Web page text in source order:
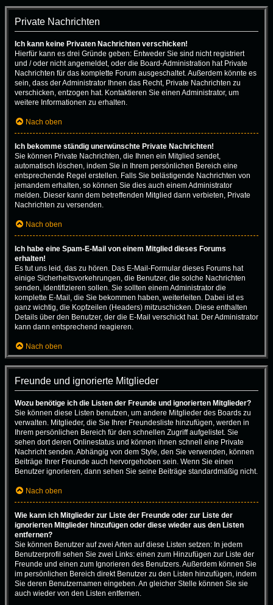
Private Nachrichten
Ich kann keine Privaten Nachrichten verschicken!
Hierfür kann es drei Gründe geben: Entweder Sie sind nicht registriert
und / oder nicht angemeldet, oder die Board-Administration hat Private
Nachrichten für das komplette Forum ausgeschaltet. Außerdem könnte es
sein, dass der Administrator Ihnen das Recht, Private Nachrichten zu
verschicken, entzogen hat. Kontaktieren Sie einen Administrator, um
weitere Informationen zu erhalten.
Nach oben
Ich bekomme ständig unerwünschte Private Nachrichten!
Sie können Private Nachrichten, die Ihnen ein Mitglied sendet,
automatisch löschen, indem Sie in Ihrem persönlichen Bereich eine
entsprechende Regel erstellen. Falls Sie belästigende Nachrichten von
jemandem erhalten, so können Sie dies auch einem Administrator
melden. Dieser kann dem betreffenden Mitglied dann verbieten, Private
Nachrichten zu versenden.
Nach oben
Ich habe eine Spam-E-Mail von einem Mitglied dieses Forums
erhalten!
Es tut uns leid, das zu hören. Das E-Mail-Formular dieses Forums hat
einige Sicherheitsvorkehrungen, die Benutzer, die solche Nachrichten
senden, identifizieren sollen. Sie sollten einem Administrator die
komplette E-Mail, die Sie bekommen haben, weiterleiten. Dabei ist es
ganz wichtig, die Kopfzeilen (Headers) mitzuschicken. Diese enthalten
Details über den Benutzer, der die E-Mail verschickt hat. Der Administrator
kann dann entsprechend reagieren.
Nach oben
Freunde und ignorierte Mitglieder
Wozu benötige ich die Listen der Freunde und ignorierten Mitglieder?
Sie können diese Listen benutzen, um andere Mitglieder des Boards zu
verwalten. Mitglieder, die Sie Ihrer Freundesliste hinzufügen, werden in
Ihrem persönlichen Bereich für den schnellen Zugriff aufgelistet. Sie
sehen dort deren Onlinestatus und können ihnen schnell eine Private
Nachricht senden. Abhängig von dem Style, den Sie verwenden, können
Beiträge Ihrer Freunde auch hervorgehoben sein. Wenn Sie einen
Benutzer ignorieren, dann sehen Sie seine Beiträge standardmäßig nicht.
Nach oben
Wie kann ich Mitglieder zur Liste der Freunde oder zur Liste der
ignorierten Mitglieder hinzufügen oder diese wieder aus den Listen
entfernen?
Sie können Benutzer auf zwei Arten auf diese Listen setzen: In jedem
Benutzerprofil sehen Sie zwei Links: einen zum Hinzufügen zur Liste der
Freunde und einen zum Ignorieren des Benutzers. Außerdem können Sie
im persönlichen Bereich direkt Benutzer zu den Listen hinzufügen, indem
Sie deren Benutzernamen eingeben. An gleicher Stelle können Sie sie
auch wieder von den Listen entfernen.